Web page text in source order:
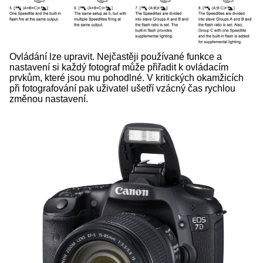
Ovládání lze upravit. Nejčastěji používané funkce a
nastavení si každý fotograf může přiřadit k ovládacím
prvkům, které jsou mu pohodlné. V kritických okamžicích
při fotografování pak uživatel ušetří vzácný čas rychlou
změnou nastavení.